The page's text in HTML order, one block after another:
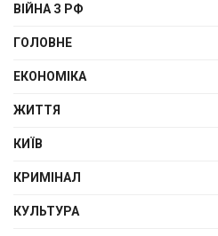
ВІЙНА З РФ
ГОЛОВНЕ
ЕКОНОМІКА
ЖИТТЯ
КИЇВ
КРИМІНАЛ
КУЛЬТУРА